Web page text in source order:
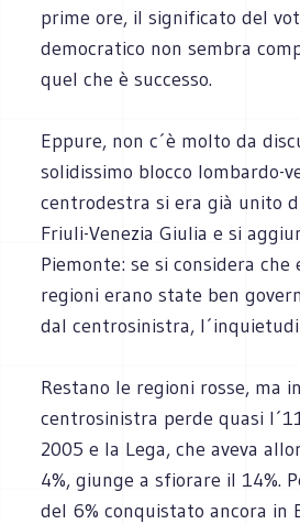
prime ore, il significato del
democratico non sembra
quel che è successo.
Eppure, non c´è molto da
solidissimo blocco lombardo-
centrodestra si era già unito
Friuli-Venezia Giulia e si
Piemonte: se si considera
regioni erano state ben
dal centrosinistra,
Restano le regioni rosse, ma
centrosinistra perde quasi
2005 e la Lega, che aveva
4%, giunge a sfiorare il 14%.
del 6% conquistato ancora in